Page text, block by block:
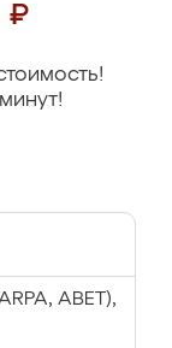
₽
ABET),